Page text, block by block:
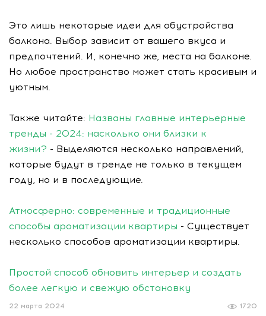
Это лишь некоторые идеи для обустройства
балкона. Выбор зависит от вашего вкуса и
предпочтений. И, конечно же, места на балконе.
Но любое пространство может стать красивым и
уютным.
Также читайте: Названы главные интерьерные
тренды - 2024: насколько они близки к
жизни? - Выделяются несколько направлений,
которые будут в тренде не только в текущем
году, но и в последующие.
Атмосферно: современные и традиционные
способы ароматизации квартиры - Существует
несколько способов ароматизации квартиры.
Простой способ обновить интерьер и создать
более легкую и свежую обстановку
1720
22 марта 2024